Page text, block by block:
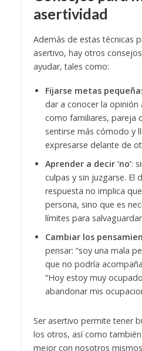
asertividad
Además de estas técnicas
asertivo, hay otros
ayudar, tales como:
Fijarse metas
dar a conocer la opinión
como familiares, pareja
sentirse más cómodo y
expresarse delante de
Aprender a decir ‘no’:
culpas y sin juzgarse. El
respuesta no implica
persona, sino que es
límites para
Cambiar los
pensar: “soy una mala
que no podría
“Hoy estoy muy
abandonar mis
Ser asertivo permite tener
los otros, así como
mejor con nosotros